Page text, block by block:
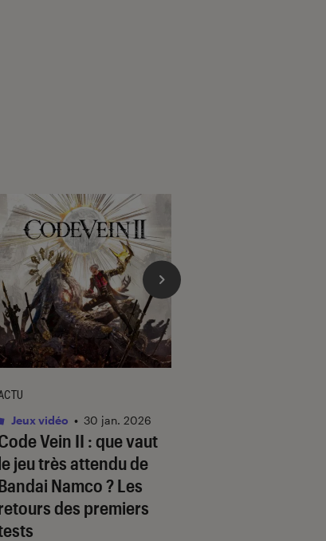
Vein II : que vaut
jeu très attendu de
Namco ? Les
des premiers
Jeux vidéo • 30 jan. 2026